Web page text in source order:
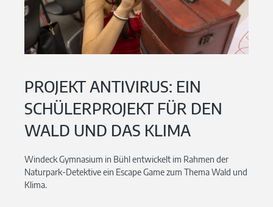
PROJEKT ANTIVIRUS: EIN
SCHÜLERPROJEKT FÜR DEN
WALD UND DAS KLIMA
Windeck Gymnasium in Bühl entwickelt im Rahmen der
Naturpark-Detektive ein Escape Game zum Thema Wald und
Klima.